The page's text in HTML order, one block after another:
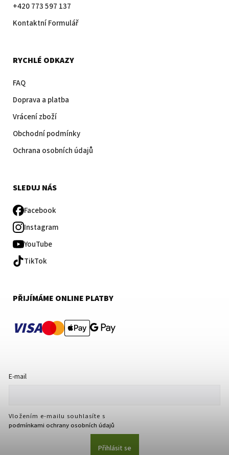
+420 773 597 137
Kontaktní Formulář
RYCHLÉ ODKAZY
FAQ
Doprava a platba
Vrácení zboží
Obchodní podmínky
Ochrana osobních údajů
SLEDUJ NÁS
Facebook
Instagram
YouTube
TikTok
PŘIJÍMÁME ONLINE PLATBY
VISA
E-mail
Vložením e-mailu souhlasíte s
podmínkami ochrany osobních údajů
Přihlásit se